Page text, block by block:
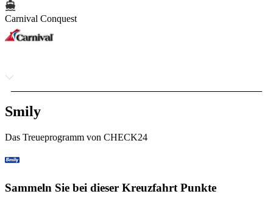
Carnival Conquest
Smily
Das Treueprogramm von CHECK24
Sammeln Sie bei dieser Kreuzfahrt Punkte